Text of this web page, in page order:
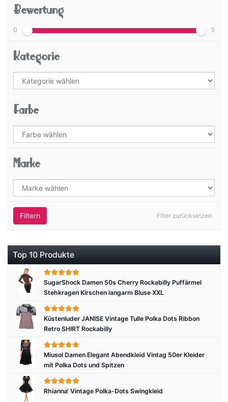
Bewertung
0 5
Kategorie
Farbe
Marke
Filter zurücksetzen
Filtern
Top 10 Produkte
SugarShock Damen 50s Cherry Rockabilly Puffärmel
Stehkragen Kirschen langarm Bluse XXL
Küstenluder JANISE Vintage Tulle Polka Dots Ribbon
Retro SHIRT Rockabilly
Miusol Damen Elegant Abendkleid Vintag 50er Kleider
mit Polka Dots und Spitzen
Rhianna‘ Vintage Polka-Dots Swingkleid